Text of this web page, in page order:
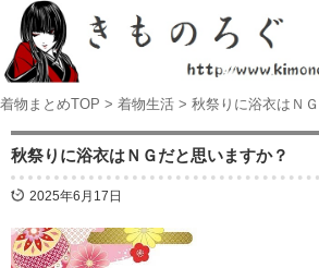
着物まとめTOP > 着物生活 > 秋祭りに浴衣はＮ
秋祭りに浴衣はＮＧだと思いますか？
2025年6月17日